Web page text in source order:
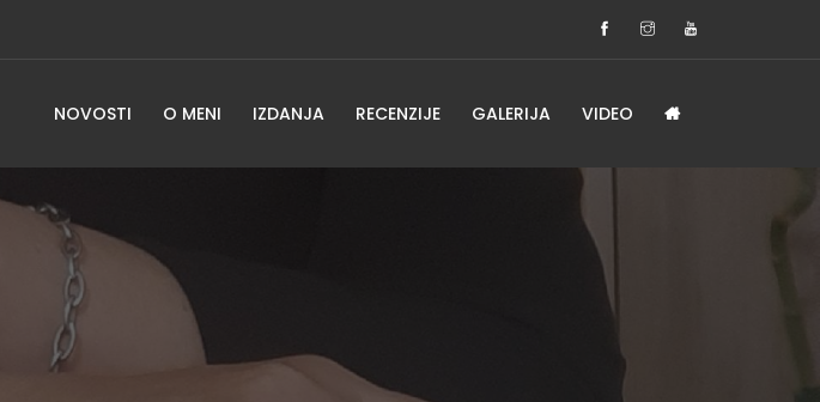
NOVOSTI O MENI IZDANJA RECENZIJE GALERIJA VIDEO